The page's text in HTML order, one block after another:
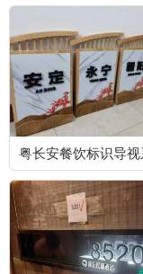
粤长安餐饮标识导